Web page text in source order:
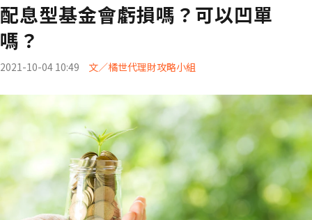
配息型基金會虧損嗎？可以凹單
嗎？
2021-10-04 10:49 文／橘世代理財攻略小組